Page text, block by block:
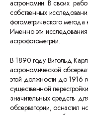
астрономии. В своих
собственных
фотометрического
Именно эти
астрофотометрии.
В 1890 году Витольд
астрономической
этой должности до 1916
существенной
значительных средств
обсерватории, оснастил